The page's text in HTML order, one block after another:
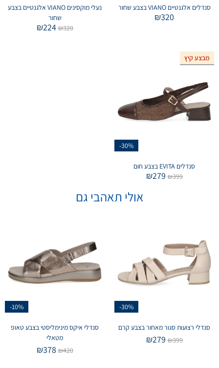
סנדלים אלגנטיים VIANO בצבע שחור
₪320
נעלי מוקסינים VIANO אלגנטיים בצבע
שחור
₪320
₪224
מבצע קיץ
-30%
אזל המלאי
סנדלים EVITA בצבע חום
₪399
₪279
אולי תאהבי גם
-30%
סנדלי רצועות סגור מאחור בצבע קרם
₪399
₪279
-10%
סנדלי איקס מינימליסטי בצבע טאופ
מטאלי
₪420
₪378